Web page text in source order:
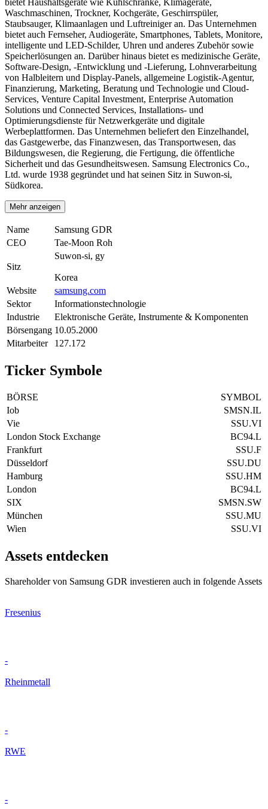
Waschmaschinen, Trockner, Kochgeräte, Geschirrspüler,
Staubsauger, Klimaanlagen und Luftreiniger an. Das Unternehmen
bietet auch Fernseher, Audiogeräte, Smartphones, Tablets, Monitore,
intelligente und LED-Schilder, Uhren und anderes Zubehör sowie
Speicherlösungen an. Darüber hinaus bietet es medizinische Geräte,
Software-Design, -Entwicklung und -Lieferung, Lohnverarbeitung
von Halbleitern und Display-Panels, allgemeine Logistik-Agentur,
Finanzierung, Marketing, Beratung und Technologie und Cloud-
Services, Venture Capital Investment, Enterprise Automation
Solutions und Connected Services, Installations- und
Optimierungsdienste für Netzwerkgeräte und digitale
Werbeplattformen. Das Unternehmen beliefert den Einzelhandel,
das Gastgewerbe, das Finanzwesen, das Transportwesen, das
Bildungswesen, die Regierung, die Fertigung, die öffentliche
Sicherheit und das Gesundheitswesen. Samsung Electronics Co.,
Ltd. wurde 1938 gegründet und hat seinen Sitz in Suwon-si,
Südkorea.
Mehr anzeigen
Name
Samsung GDR
CEO
Tae-Moon Roh
Sitz
Suwon-si, gy
Korea
Website
samsung.com
Sektor
Informationstechnologie
Industrie
Elektronische Geräte, Instrumente & Komponenten
Börsengang 10.05.2000
Mitarbeiter
127.172
Ticker Symbole
BÖRSE
SYMBOL
Iob
SMSN.IL
Vie
SSU.VI
London Stock Exchange
BC94.L
Frankfurt
SSU.F
Düsseldorf
SSU.DU
Hamburg
SSU.HM
London
BC94.L
SIX
SMSN.SW
München
SSU.MU
Wien
SSU.VI
Assets entdecken
Shareholder von Samsung GDR investieren auch in folgende Assets
Fresenius
-
Rheinmetall
-
RWE
-